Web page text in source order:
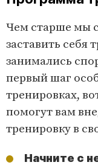
Чем старше мы
заставить себя
занимались
первый шаг
тренировках,
помогут вам
тренировку в
Начните с